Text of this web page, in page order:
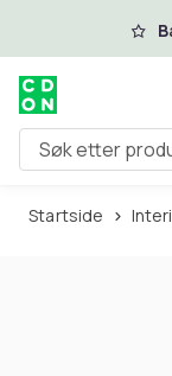
Hopp til
Søk etter
Startside